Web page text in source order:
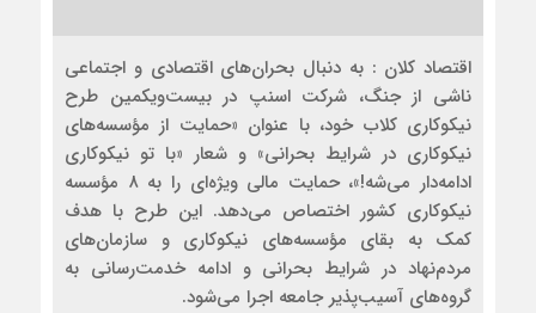
اقتصاد کلان : به دنبال بحران‌های اقتصادی و اجتماعی
ناشی از جنگ، شرکت اسنپ در بیست‌ویکمین طرح
نیکوکاری کلاب خود، با عنوان «حمایت از مؤسسه‌های
نیکوکاری در شرایط بحرانی» و شعار «با تو نیکوکاری
ادامه‌دار می‌شه!»، حمایت مالی ویژه‌ای را به ۸ مؤسسه
نیکوکاری کشور اختصاص می‌دهد. این طرح با هدف
کمک به بقای مؤسسه‌های نیکوکاری و سازمان‌های
مردم‌نهاد در شرایط بحرانی و ادامه خدمت‌رسانی به
گروه‌های آسیب‌پذیر جامعه اجرا می‌شود.